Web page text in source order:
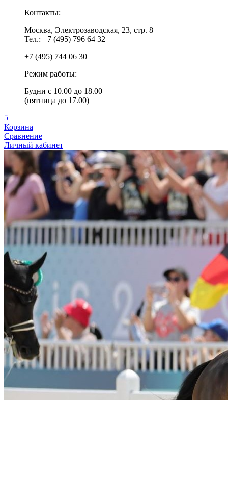
Контакты:
Москва, Электрозаводская, 23, стр. 8
Тел.: +7 (495) 796 64 32
+7 (495) 744 06 30
Режим работы:
Будни с 10.00 до 18.00
(пятница до 17.00)
5
Корзина
Сравнение
Личный кабинет